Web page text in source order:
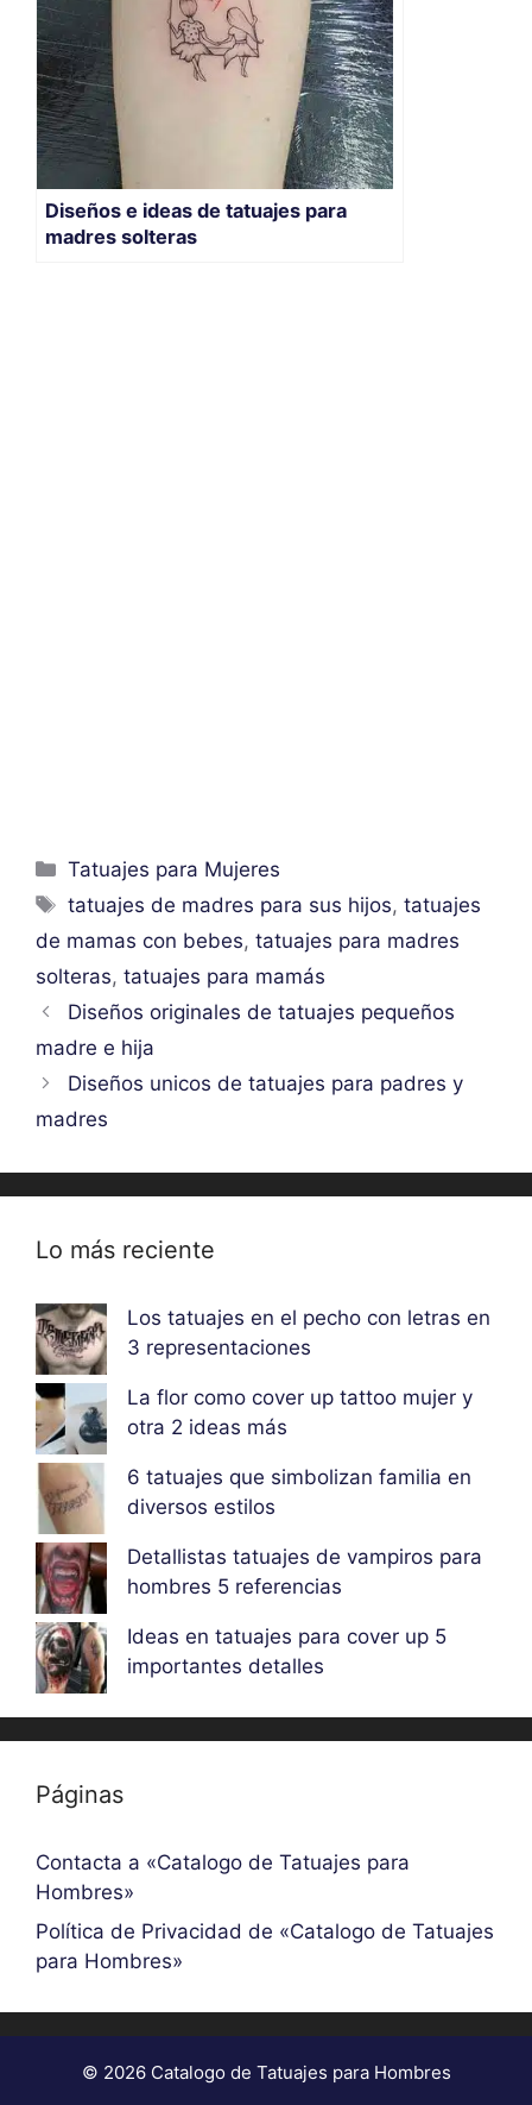
Diseños e ideas de tatuajes para
madres solteras
Categorías
Tatuajes para Mujeres
Etiquetas
tatuajes de madres para sus hijos,tatuajes
de mamas con bebes, tatuajes para madres
solteras, tatuajes para mamás
Diseños originales de tatuajes pequeños
madre e hija
Diseños unicos de tatuajes para padres y
madres
Lo más reciente
Los tatuajes en el pecho con letras en
3 representaciones
La flor como cover up tattoo mujer y
otra 2 ideas más
6 tatuajes que simbolizan familia en
diversos estilos
Detallistas tatuajes de vampiros para
hombres 5 referencias
Ideas en tatuajes para cover up 5
importantes detalles
Páginas
Contacta a «Catalogo de Tatuajes para
Hombres»
Política de Privacidad de «Catalogo de Tatuajes
para Hombres»
© 2026 Catalogo de Tatuajes para Hombres